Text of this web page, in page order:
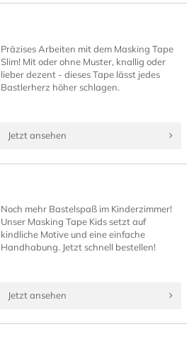
Präzises Arbeiten mit dem Masking Tape
Slim! Mit oder ohne Muster, knallig oder
lieber dezent - dieses Tape lässt jedes
Bastlerherz höher schlagen.
Jetzt ansehen
Noch mehr Bastelspaß im Kinderzimmer!
Unser Masking Tape Kids setzt auf
kindliche Motive und eine einfache
Handhabung. Jetzt schnell bestellen!
Jetzt ansehen